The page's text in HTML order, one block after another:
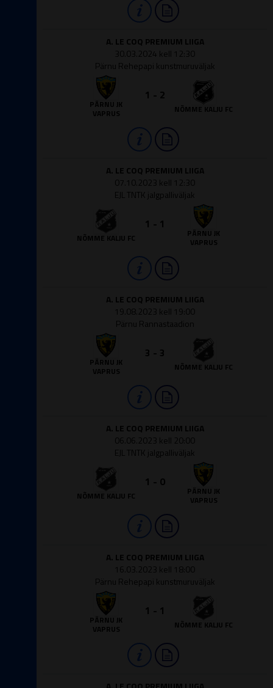
A. LE COQ PREMIUM LIIGA
30.03.2024 kell 12:30
Pärnu Rehepapi kunstmuruväljak
PÄRNU JK
VAPRUS
1 - 2
NÕMME KALJU FC
A. LE COQ PREMIUM LIIGA
07.10.2023 kell 12:30
EJL TNTK jalgpalliväljak
NÕMME KALJU FC
1 - 1
PÄRNU JK
VAPRUS
A. LE COQ PREMIUM LIIGA
19.08.2023 kell 19:00
Pärnu Rannastaadion
PÄRNU JK
VAPRUS
3 - 3
NÕMME KALJU FC
A. LE COQ PREMIUM LIIGA
06.06.2023 kell 20:00
EJL TNTK jalgpalliväljak
NÕMME KALJU FC
1 - 0
PÄRNU JK
VAPRUS
A. LE COQ PREMIUM LIIGA
16.03.2023 kell 18:00
Pärnu Rehepapi kunstmuruväljak
PÄRNU JK
VAPRUS
1 - 1
NÕMME KALJU FC